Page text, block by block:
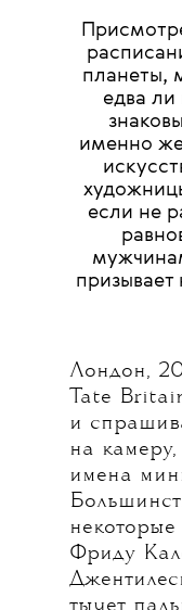
планеты,
едва ли
именно
если не
Лондон,
Tate
и
на камеру,
имена
Фриду
тычет